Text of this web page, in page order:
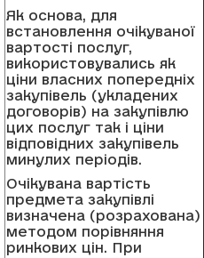
Як основа, для
встановлення очікуваної
вартості послуг,
використовувались як
ціни власних попередніх
закупівель (укладених
договорів) на закупівлю
цих послуг так і ціни
відповідних закупівель
минулих періодів.
Очікувана вартість
предмета закупівлі
визначена (розрахована)
методом порівняння
ринкових цін. При